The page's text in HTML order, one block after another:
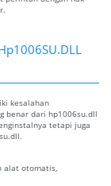
kesalahan
benar dari hp1006su.dll
tetapi juga
alat otomatis,